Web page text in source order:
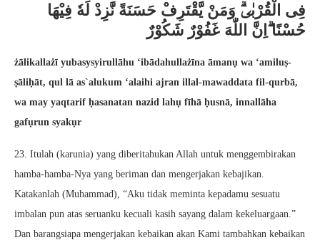
فِى الْقُرْبٰىۗ وَمَنْ يَّقْتَرِفْ حَسَنَةً نَّزِدْ لَهٗ فِيْهَا
حُسْنًا ۗاِنَّ اللّٰهَ غَفُوْرٌ شَكُوْرٌ
żālikallażī yubasysyirullāhu ‘ibādahullażīna āmanụ wa ‘amiluṣ-
ṣāliḥāt, qul lā as`alukum ‘alaihi ajran illal-mawaddata fil-qurbā,
wa may yaqtarif ḥasanatan nazid lahụ fīhā ḥusnā, innallāha
gafụrun syakụr
23. Itulah (karunia) yang diberitahukan Allah untuk menggembirakan
hamba-hamba-Nya yang beriman dan mengerjakan kebajikan.
Katakanlah (Muhammad), “Aku tidak meminta kepadamu sesuatu
imbalan pun atas seruanku kecuali kasih sayang dalam kekeluargaan.”
Dan barangsiapa mengerjakan kebaikan akan Kami tambahkan kebaikan